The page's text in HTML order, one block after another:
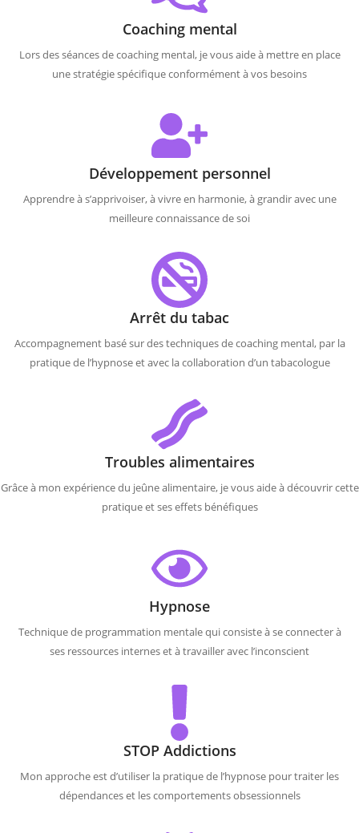
Coaching mental
Lors des séances de coaching mental, je vous aide à mettre en place
une stratégie spécifique conformément à vos besoins
Développement personnel
Apprendre à s’apprivoiser, à vivre en harmonie, à grandir avec une
meilleure connaissance de soi
Arrêt du tabac
Accompagnement basé sur des techniques de coaching mental, par la
pratique de l’hypnose et avec la collaboration d’un tabacologue
Troubles alimentaires
Grâce à mon expérience du jeûne alimentaire, je vous aide à découvrir cette
pratique et ses effets bénéfiques
Hypnose
Technique de programmation mentale qui consiste à se connecter à
ses ressources internes et à travailler avec l’inconscient
STOP Addictions
Mon approche est d’utiliser la pratique de l’hypnose pour traiter les
dépendances et les comportements obsessionnels